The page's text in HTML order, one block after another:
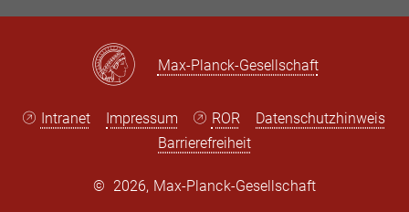
Max Planck Law
Max-Planck-Gesellschaft
Intranet Impressum ROR
Datenschutzhinweis
Barrierefreiheit
© 2026, Max-Planck-Gesellschaft